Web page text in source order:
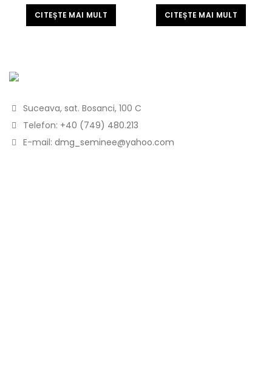
CITEȘTE MAI MULT CITEȘTE MAI MULT
Suceava, sat. Bosanci, 100 C
Telefon: +40 (749) 480.213
E-mail: dmg_seminee@yahoo.com